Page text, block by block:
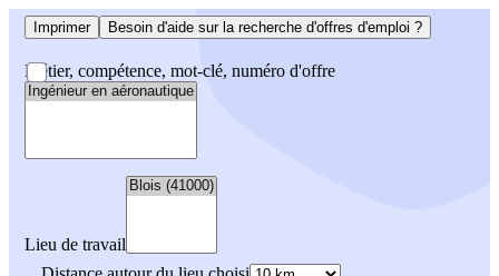
Imprimer Besoin d'aide sur la recherche d'offres d'emploi ?
Métier, compétence, mot-clé, numéro d'offre
Lieu de travail